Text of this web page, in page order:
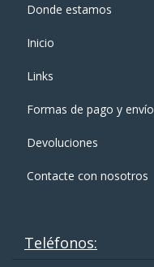
Donde estamos
Inicio
Links
Formas de pago y enví­o
Devoluciones
Contacte con nosotros
Teléfonos: